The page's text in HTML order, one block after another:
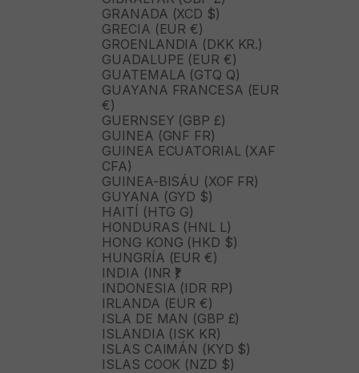
GRANADA (XCD $)
GRECIA (EUR €)
GROENLANDIA (DKK KR.)
GUADALUPE (EUR €)
GUATEMALA (GTQ Q)
GUAYANA FRANCESA (EUR
€)
GUERNSEY (GBP £)
GUINEA (GNF FR)
GUINEA ECUATORIAL (XAF
CFA)
GUINEA-BISÁU (XOF FR)
GUYANA (GYD $)
HAITÍ (HTG G)
HONDURAS (HNL L)
HONG KONG (HKD $)
HUNGRÍA (EUR €)
INDIA (INR ₹)
INDONESIA (IDR RP)
IRLANDA (EUR €)
ISLA DE MAN (GBP £)
ISLANDIA (ISK KR)
ISLAS CAIMÁN (KYD $)
ISLAS COOK (NZD $)